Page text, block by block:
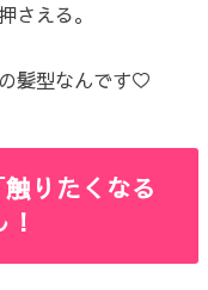
さえる。
髪型なんです♡
りたくなる